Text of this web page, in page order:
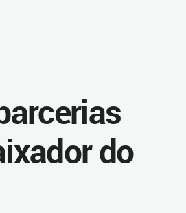
do